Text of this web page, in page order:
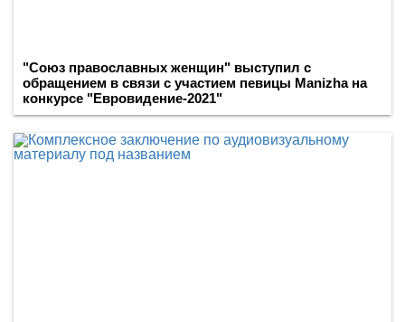
"Союз православных женщин" выступил с
обращением в связи с участием певицы Manizha на
конкурсе "Евровидение-2021"